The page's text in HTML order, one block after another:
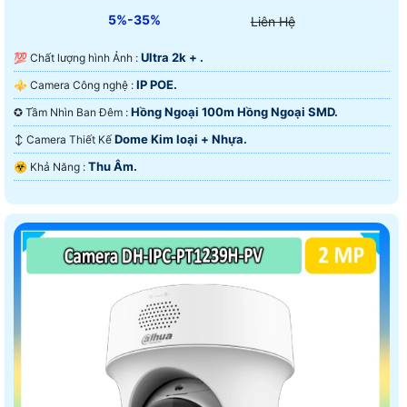
5%-35% Liên Hệ
💯 Chất lượng hình Ảnh : Ultra 2k + .
⚜️ Camera Công nghệ : IP POE.
✪ Tầm Nhìn Ban Đêm : Hồng Ngoại 100m Hồng Ngoại SMD.
↕️ Camera Thiết Kế Dome Kim loại + Nhựa.
️☣️ Khả Năng : Thu Âm.